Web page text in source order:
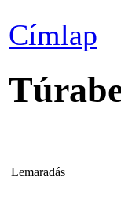
Címlap
Lemaradás